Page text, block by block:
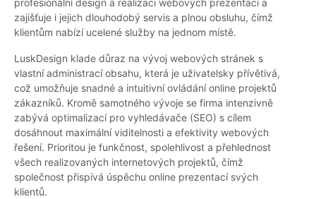
profesionální design a realizaci webových prezentací a
zajišťuje i jejich dlouhodobý servis a plnou obsluhu, čímž
klientům nabízí ucelené služby na jednom místě.
LuskDesign klade důraz na vývoj webových stránek s
vlastní administrací obsahu, která je uživatelsky přívětivá,
což umožňuje snadné a intuitivní ovládání online projektů
zákazníků. Kromě samotného vývoje se firma intenzivně
zabývá optimalizací pro vyhledávače (SEO) s cílem
dosáhnout maximální viditelnosti a efektivity webových
řešení. Prioritou je funkčnost, spolehlivost a přehlednost
všech realizovaných internetových projektů, čímž
společnost přispívá úspěchu online prezentací svých
klientů.